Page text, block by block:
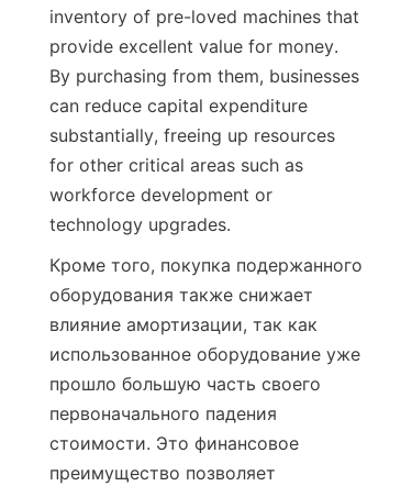
inventory of pre-loved machines that
provide excellent value for money.
By purchasing from them, businesses
can reduce capital expenditure
substantially, freeing up resources
for other critical areas such as
workforce development or
technology upgrades.
Кроме того, покупка подержанного
оборудования также снижает
влияние амортизации, так как
использованное оборудование уже
прошло большую часть своего
первоначального падения
стоимости. Это финансовое
преимущество позволяет